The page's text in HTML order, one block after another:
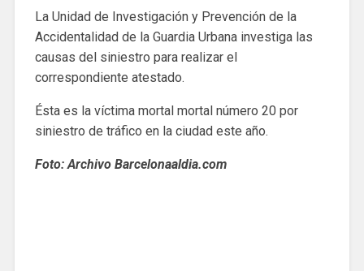
La Unidad de Investigación y Prevención de la
Accidentalidad de la Guardia Urbana investiga las
causas del siniestro para realizar el
correspondiente atestado.
Ésta es la víctima mortal mortal número 20 por
siniestro de tráfico en la ciudad este año.
Foto: Archivo Barcelonaaldia.com